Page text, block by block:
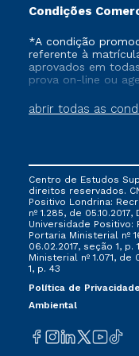
Condições
abrir todas as
*A condição
referente à
aprovados em
prova on-line ou
vigente, que ainda
tenham cancelado
via FIES, Prouni e
não se acumula
ofertada pela
Centro de Estudos
direitos reservados.
Positivo Londrina:
nº 1.285, de 05.10.2017,
Universidade
Portaria Ministerial nº
06.02.2017, seção 1,
Ministerial nº 1.071, de
1, p. 43
Política de Privacidade
Ambiental